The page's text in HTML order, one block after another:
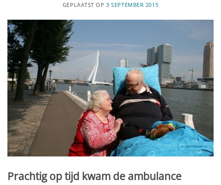
GEPLAATST OP3 SEPTEMBER 2015
Prachtig op tijd kwam de ambulance